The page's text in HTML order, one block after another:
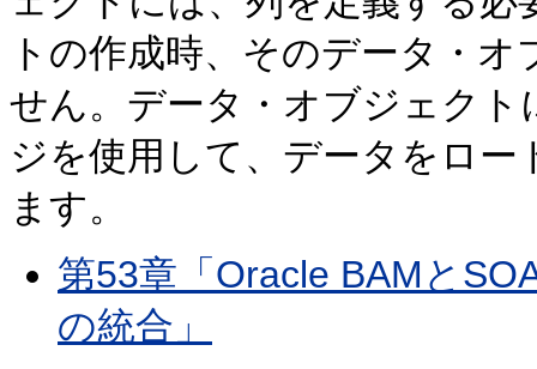
トの作成時、そのデータ・
せん。データ・オブジェク
ジを使用して、データをロ
ます。
第53章「Oracle BAMと
の統合」